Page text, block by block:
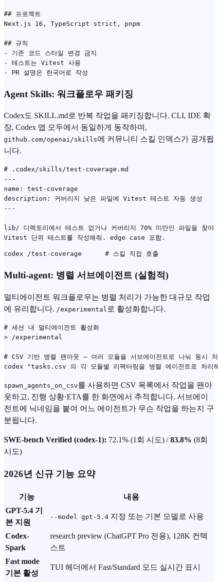
## 프로젝트
Next.js 16, TypeScript strict, pnpm
## 규칙
- 기존 코드 스타일 변경 금지
- 테스트는 Vitest 사용
Agent Skills: 워크플로우 패키징
Codex도 SKILL.md로 반복 작업을 패키징합니다. CLI, IDE 확
장, Codex 앱 모두에서 동일하게 동작하며,
github.com/openai/skills에 커뮤니티 스킬 인덱스가 공개됩
니다.
# .codex/skills/test-coverage.md
---
name: test-coverage
description: 커버리지 낮은 파일에 Vitest 테스트 자동 생성
---
lib/ 디렉토리에서 테스트 없거나 커버리지 70% 미만인 파일을 찾아
Multi-agent: 병렬 서브에이전트 (실험적)
멀티에이전트 워크플로우는 병렬 처리가 가능한 대규모 작업
에 유리합니다. /experimental 로 활성화합니다.
# 세션 내 멀티에이전트 활성화
> /experimental
# CSV 기반 병렬 팬아웃 — 여러 모듈을 서브에이전트로 나눠 동시
spawn_agents_on_csv를 사용하면 CSV 목록에서 작업을 팬아
웃하고, 진행 상황·ETA를 한 화면에서 추적합니다. 서브에이
전트에 닉네임을 붙여 어느 에이전트가 무슨 작업을 하는지 구
분됩니다.
SWE-bench Verified (codex-1): 72.1% (1회 시도) /83.8% (8회
시도)
2026년 신규 기능 요약
기능
내용
GPT-5.4 기
본 지원
--model gpt-5.4 지정 또는 기본 모델로 사용
Codex-
Spark
research preview (ChatGPT Pro 전용), 128K 컨텍
스트
Fast mode
기본 활성
TUI 헤더에서 Fast/Standard 모드 실시간 표시